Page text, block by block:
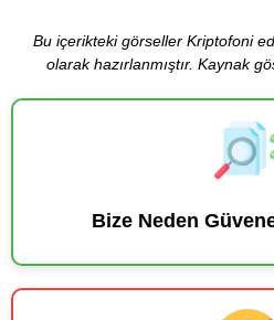
Bu içerikteki görseller Kriptofoni
olarak hazırlanmıştır. Kaynak
Bize Neden